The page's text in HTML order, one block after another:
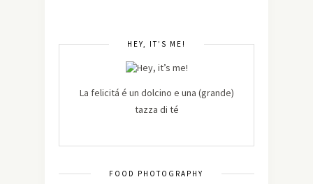
HEY, IT’S ME!
La felicitá é un dolcino e una (grande)
tazza di té
FOOD PHOTOGRAPHY